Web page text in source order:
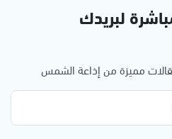
لبريدك
مميزة من إذاعة الشمس